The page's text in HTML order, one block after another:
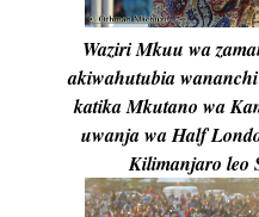
Waziri Mkuu wa
akiwahutubia
katika Mkutano wa
uwanja wa Half
Kilimanjaro leo